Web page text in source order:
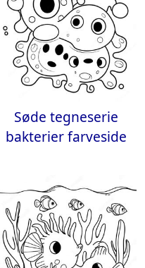
Søde tegneserie
bakterier farveside